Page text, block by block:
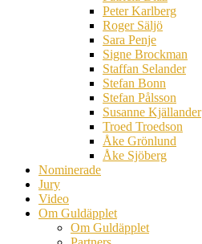
Peter Karlberg
Roger Säljö
Sara Penje
Signe Brockman
Staffan Selander
Stefan Bonn
Stefan Pålsson
Susanne Kjällander
Troed Troedson
Åke Grönlund
Åke Sjöberg
Nominerade
Jury
Video
Om Guldäpplet
Om Guldäpplet